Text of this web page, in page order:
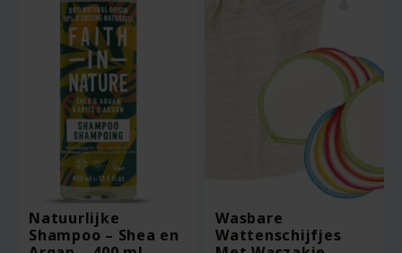
Natuurlijke
Shampoo – Shea en
Wasbare
Wattenschijfjes